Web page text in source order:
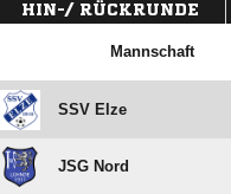
HIN-/ RÜCKRUNDE
Mannschaft
SSV Elze
JSG Nord